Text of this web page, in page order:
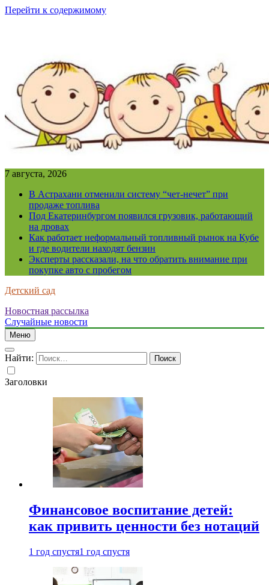
Перейти к содержимому
7 августа, 2026
В Астрахани отменили систему “чет-нечет” при
продаже топлива
Под Екатеринбургом появился грузовик, работающий
на дровах
Как работает неформальный топливный рынок на Кубе
и где водители находят бензин
Эксперты рассказали, на что обратить внимание при
покупке авто с пробегом
Детский сад
Новостная рассылка
Случайные новости
Меню
Найти:
Заголовки
Финансовое воспитание детей:
как привить ценности без нотаций
1 год спустя1 год спустя